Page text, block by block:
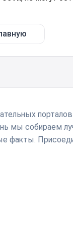
мы собираем
факты.